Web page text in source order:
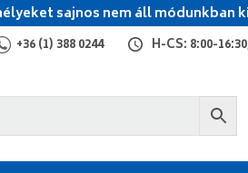
sajnos nem áll módunkban
+36 (1) 388 0244 H-CS: 8:00-